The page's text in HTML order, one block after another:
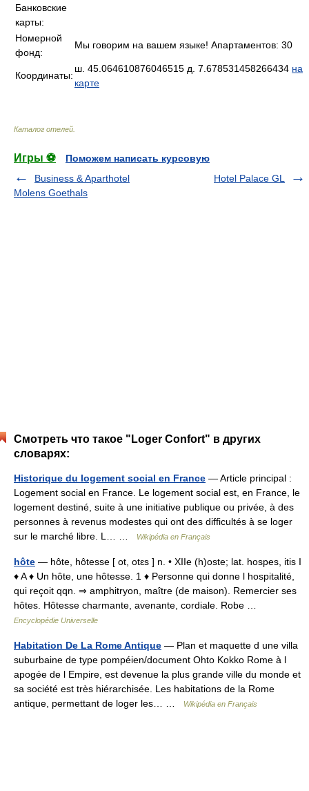
Банковские
карты:
Номерной
фонд:
Мы говорим на вашем языке! Апартаментов: 30
Координаты:
ш. 45.064610876046515 д. 7.678531458266434 на
карте
Каталог отелей
Игры ⚽
Поможем написать курсовую
Business & Aparthotel
Molens Goethals
Hotel Palace GL
Смотреть что такое "Loger Confort" в других
словарях:
Historique du logement social en France — Article principal :
Logement social en France. Le logement social est, en France, le
logement destiné, suite à une initiative publique ou privée, à des
personnes à revenus modestes qui ont des difficultés à se loger
sur le marché libre. L… …
Wikipédia en Français
hôte — hôte, hôtesse [ ot, otɛs ] n. • XIIe (h)oste; lat. hospes, itis I
♦ A ♦ Un hôte, une hôtesse. 1 ♦ Personne qui donne l hospitalité,
qui reçoit qqn. ⇒ amphitryon, maître (de maison). Remercier ses
hôtes. Hôtesse charmante, avenante, cordiale. Robe …
Encyclopédie Universelle
Habitation De La Rome Antique — Plan et maquette d une villa
suburbaine de type pompéien/document Ohto Kokko Rome à l
apogée de l Empire, est devenue la plus grande ville du monde et
sa société est très hiérarchisée. Les habitations de la Rome
antique, permettant de loger les… …
Wikipédia en Français